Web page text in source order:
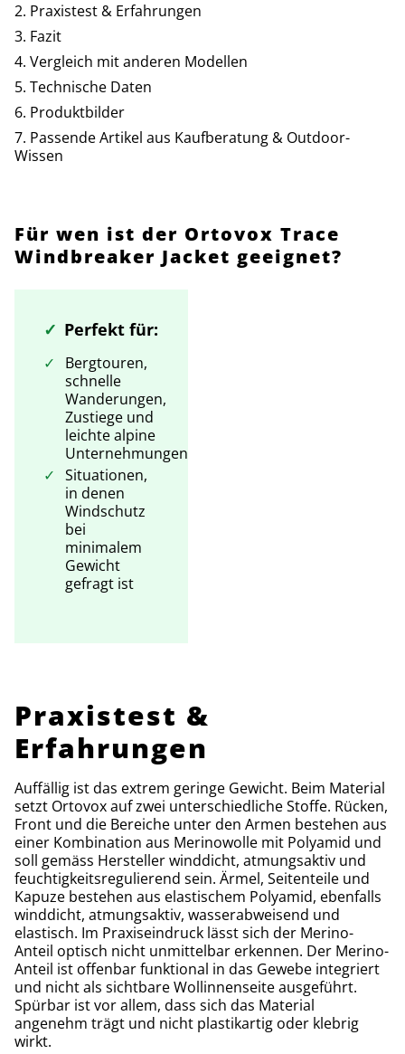
Praxistest & Erfahrungen
Fazit
Vergleich mit anderen Modellen
Technische Daten
Produktbilder
Passende Artikel aus Kaufberatung & Outdoor-
Wissen
Für wen ist der Ortovox Trace
Windbreaker Jacket geeignet?
Perfekt für:
Bergtouren,
schnelle
Wanderungen,
Zustiege und
leichte alpine
Unternehmungen
Situationen,
in denen
Windschutz
bei
minimalem
Gewicht
gefragt ist
Praxistest &
Erfahrungen
Auffällig ist das extrem geringe Gewicht. Beim Material
setzt Ortovox auf zwei unterschiedliche Stoffe. Rücken,
Front und die Bereiche unter den Armen bestehen aus
einer Kombination aus Merinowolle mit Polyamid und
soll gemäss Hersteller winddicht, atmungsaktiv und
feuchtigkeitsregulierend sein. Ärmel, Seitenteile und
Kapuze bestehen aus elastischem Polyamid, ebenfalls
winddicht, atmungsaktiv, wasserabweisend und
elastisch. Im Praxiseindruck lässt sich der Merino-
Anteil optisch nicht unmittelbar erkennen. Der Merino-
Anteil ist offenbar funktional in das Gewebe integriert
und nicht als sichtbare Wollinnenseite ausgeführt.
Spürbar ist vor allem, dass sich das Material
angenehm trägt und nicht plastikartig oder klebrig
wirkt.